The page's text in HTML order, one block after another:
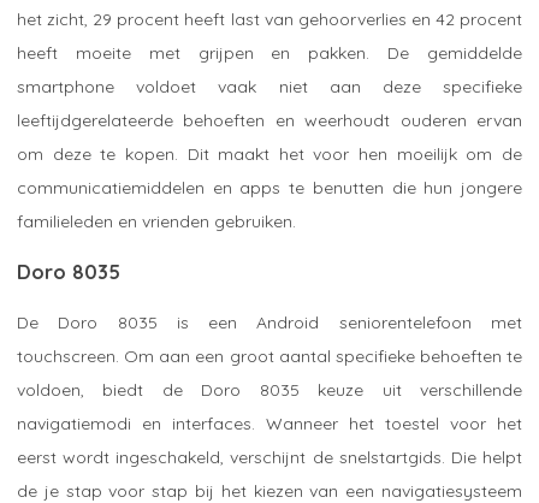
het zicht, 29 procent heeft last van gehoorverlies en 42 procent
heeft moeite met grijpen en pakken. De gemiddelde
smartphone voldoet vaak niet aan deze specifieke
leeftijdgerelateerde behoeften en weerhoudt ouderen ervan
om deze te kopen. Dit maakt het voor hen moeilijk om de
communicatiemiddelen en apps te benutten die hun jongere
familieleden en vrienden gebruiken.
Doro 8035
De Doro 8035 is een Android seniorentelefoon met
touchscreen. Om aan een groot aantal specifieke behoeften te
voldoen, biedt de Doro 8035 keuze uit verschillende
navigatiemodi en interfaces. Wanneer het toestel voor het
eerst wordt ingeschakeld, verschijnt de snelstartgids. Die helpt
de je stap voor stap bij het kiezen van een navigatiesysteem